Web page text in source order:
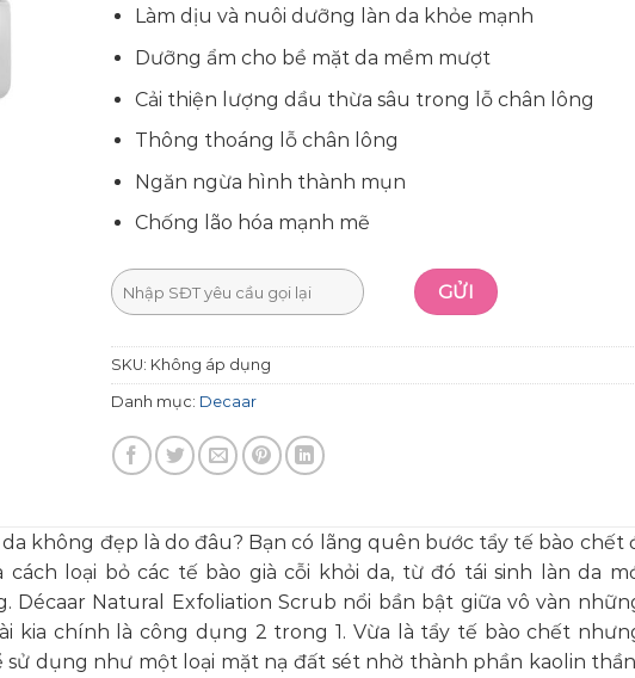
Làm dịu và nuôi dưỡng làn da khỏe mạnh
Dưỡng ẩm cho bề mặt da mềm mượt
Cải thiện lượng dầu thừa sâu trong lỗ chân lông
Thông thoáng lỗ chân lông
Ngăn ngừa hình thành mụn
Chống lão hóa mạnh mẽ
SKU: Không áp dụng
Danh mục: Decaar
da không đẹp là do đâu? Bạn có lãng quên bước tẩy tế bào chết
cách loại bỏ các tế bào già cỗi khỏi da, từ đó tái sinh làn da
Décaar Natural Exfoliation Scrub nổi bần bật giữa vô vàn
kia chính là công dụng 2 trong 1. Vừa là tẩy tế bào chết
dụng như một loại mặt nạ đất sét nhờ thành phần kaolin